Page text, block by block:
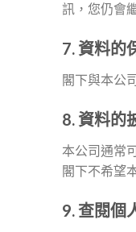
訊，您仍會
7. 資料的
閣下與本公
8. 資料的
本公司通常
閣下不希望
9. 查閱個